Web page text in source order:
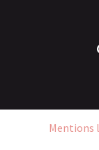
Mentions